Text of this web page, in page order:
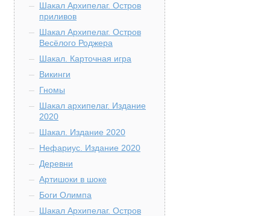
Шакал Архипелаг. Остров
приливов
Шакал Архипелаг. Остров
Весёлого Роджера
Шакал. Карточная игра
Викинги
Гномы
Шакал архипелаг. Издание
2020
Шакал. Издание 2020
Нефариус. Издание 2020
Деревни
Артишоки в шоке
Боги Олимпа
Шакал Архипелаг. Остров